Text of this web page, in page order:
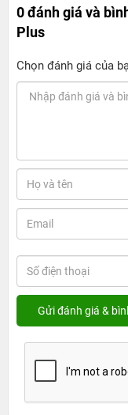
0 đánh giá và
Plus
Chọn đánh giá của